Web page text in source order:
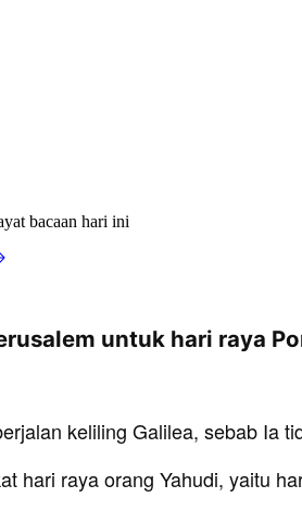
bacaan hari ini
untuk hari raya
keliling Galilea, sebab Ia
hari raya orang Yahudi, yaitu